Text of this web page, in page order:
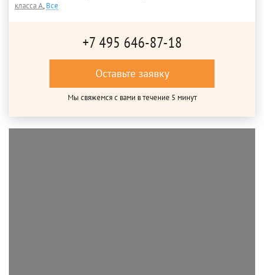
класса A,Все
+7 495 646-87-18
Оставьте заявку
Мы свяжемся с вами в течение 5 минут